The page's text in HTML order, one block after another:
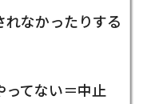
なかったりする
ってない＝中止